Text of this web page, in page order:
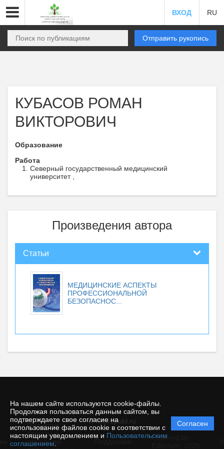
На нашем сайте используются cookie-файлы.
Продолжая пользоваться данным сайтом, вы
подтверждаете свое согласие на
использование файлов cookie в соответствии с
настоящим уведомлением и Пользовательским
соглашением
Согласен
ВХОД RU
Отправить рукопись
КУБАСОВ РОМАН
ВИКТОРОВИЧ
Образование
Работа
Северный государственный медицинский
университет ,
Произведения автора
Статьи
МЕДИЦИНСКИЕ АСПЕКТЫ
ПРОФЕССИОНАЛЬНОЙ
БЕЗОПАСНОС...
© futurepubl.ru
Политика
защиты и
обработки
Powered by